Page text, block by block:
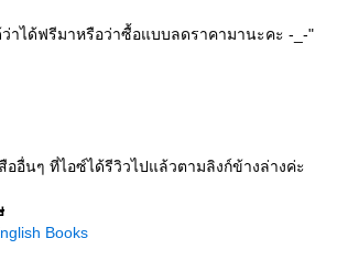
าได้ฟรีมาหรือว่าซื้อแบบลดราคามานะคะ -_-"
ออื่นๆ ที่ไอซ์ได้รีวิวไปแล้วตามลิงก์ข้างล่างค่ะ
Books